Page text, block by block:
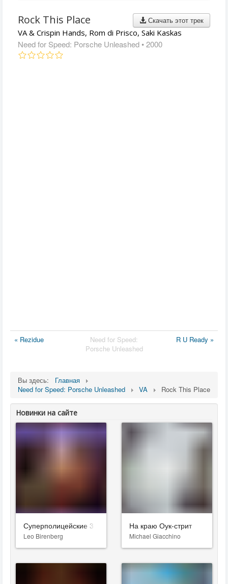
Скачать этот трек
Rock This Place
VA & Crispin Hands, Rom di Prisco, Saki Kaskas
Need for Speed: Porsche Unleashed • 2000
« Rezidue
Need for Speed:
Porsche Unleashed
R U Ready »
Вы здесь:
Главная
Need for Speed: Porsche Unleashed
VA Rock This Place
Новинки на сайте
Суперполицейские 3
Leo Birenberg
На краю Оук-стрит
Michael Giacchino